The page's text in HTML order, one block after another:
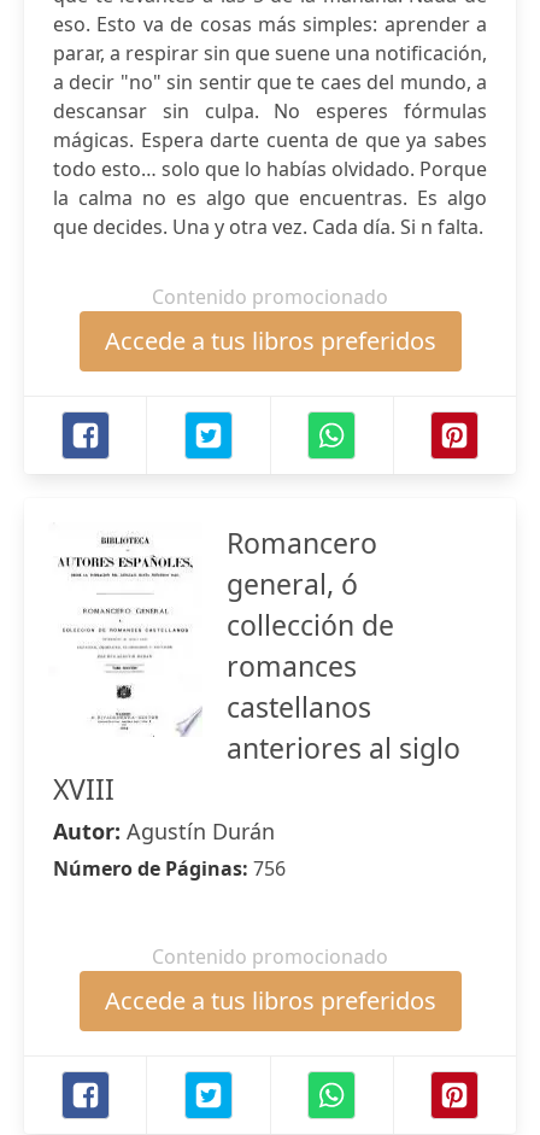
eso. Esto va de cosas más simples: aprender a
parar, a respirar sin que suene una notificación,
a decir "no" sin sentir que te caes del mundo, a
descansar sin culpa. No esperes fórmulas
mágicas. Espera darte cuenta de que ya sabes
todo esto… solo que lo habías olvidado. Porque
la calma no es algo que encuentras. Es algo
que decides. Una y otra vez. Cada día. Si n falta.
Contenido promocionado
Accede a tus libros preferidos
Romancero
general, ó
collección de
romances
castellanos
anteriores al siglo
XVIII
Autor: Agustín Durán
Número de Páginas: 756
Contenido promocionado
Accede a tus libros preferidos